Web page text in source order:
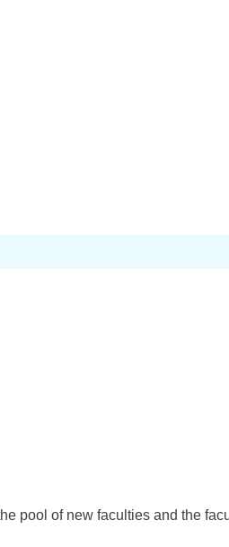
pool of new faculties and the